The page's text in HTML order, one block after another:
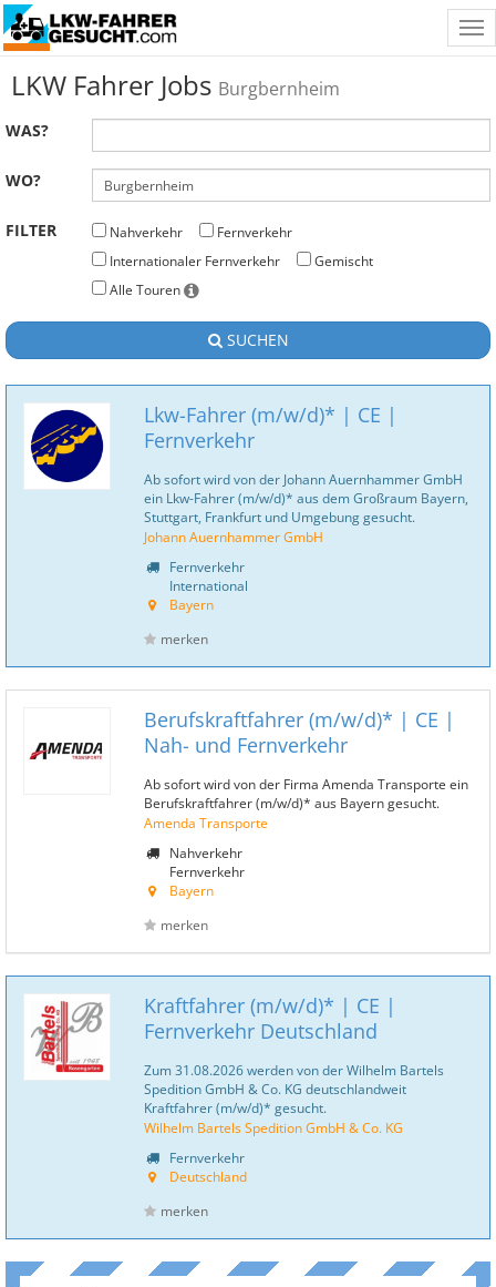
LKW Fahrer Jobs Burgbernheim
WAS?
WO?
FILTER Nahverkehr
Fernverkehr
Internationaler Fernverkehr
Gemischt
Alle Touren
SUCHEN
Lkw-Fahrer (m/w/d)* | CE |
Fernverkehr
Ab sofort wird von der Johann Auernhammer GmbH
ein Lkw-Fahrer (m/w/d)* aus dem Großraum Bayern,
Stuttgart, Frankfurt und Umgebung gesucht.
Johann Auernhammer GmbH
Fernverkehr
International
Bayern
merken
Berufskraftfahrer (m/w/d)* | CE |
Nah- und Fernverkehr
Ab sofort wird von der Firma Amenda Transporte ein
Berufskraftfahrer (m/w/d)* aus Bayern gesucht.
Amenda Transporte
Nahverkehr
Fernverkehr
Bayern
merken
Kraftfahrer (m/w/d)* | CE |
Fernverkehr Deutschland
Zum 31.08.2026 werden von der Wilhelm Bartels
Spedition GmbH & Co. KG deutschlandweit
Kraftfahrer (m/w/d)* gesucht.
Wilhelm Bartels Spedition GmbH & Co. KG
Fernverkehr
Deutschland
merken